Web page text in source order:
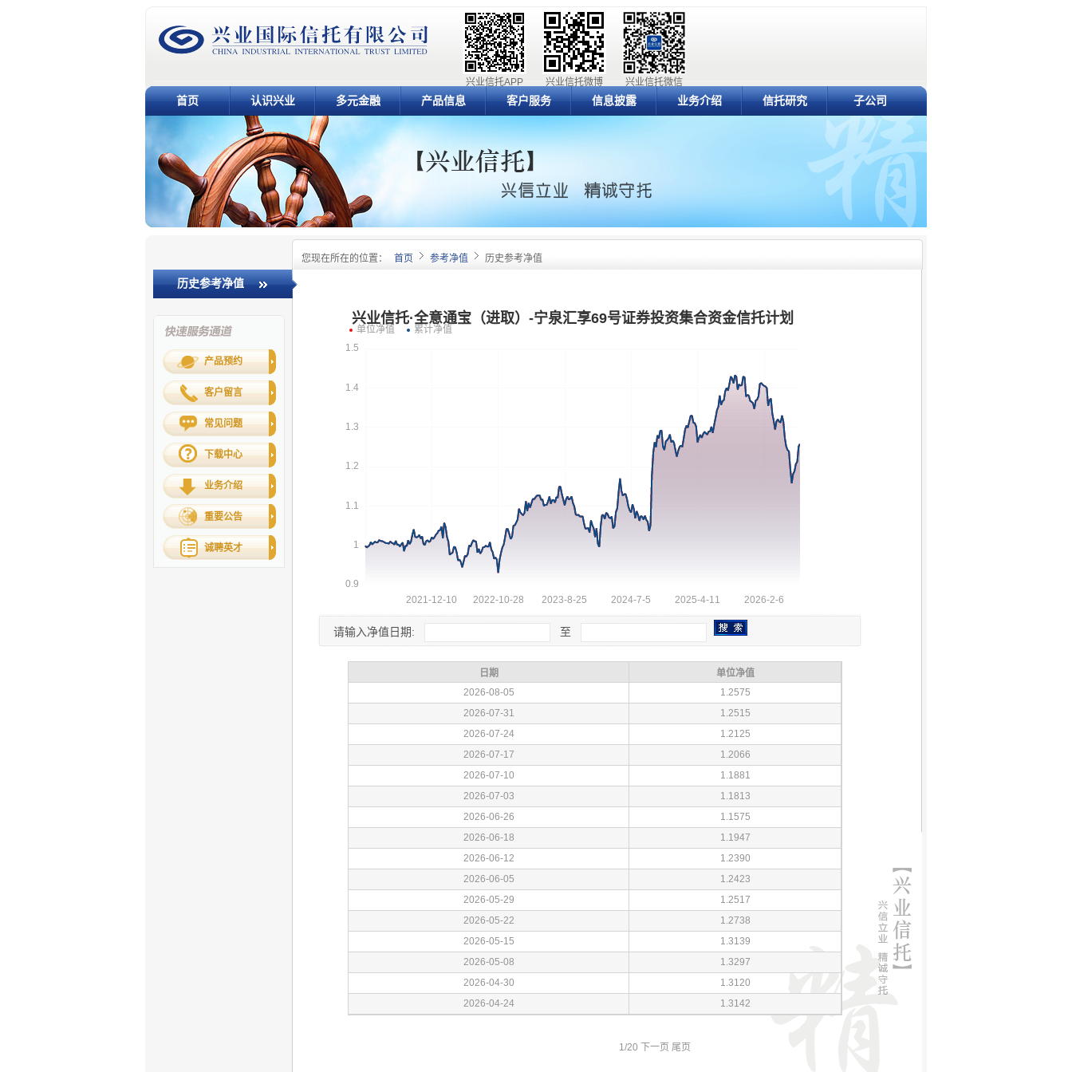
兴业信托微信
兴业信托微博
兴业信托APP
首页 认识兴业 多元金融 产品信息 客户服务 信息披露 业务介绍 信托研究 子公司
您现在所在的位置： 首页 参考净值 历史参考净值
历史参考净值
产品预约
客户留言
常见问题
下载中心
业务介绍
重要公告
诚聘英才
请输入净值日期: 至